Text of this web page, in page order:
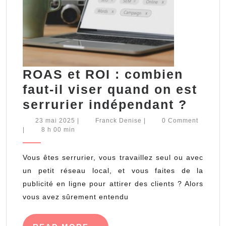
ROAS et ROI : combien
faut-il viser quand on est
serrurier indépendant ?
et
faut-
23 mai 2025 23
Franck Denise Franck0 Comment
8 h 00 min
Vous êtes serrurier, vous travaillez seul ou avec
un petit réseau local, et vous faites de la
publicité en ligne pour attirer des clients ? Alors
vous avez sûrement entendu